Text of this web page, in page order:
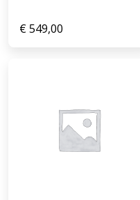
€549,00